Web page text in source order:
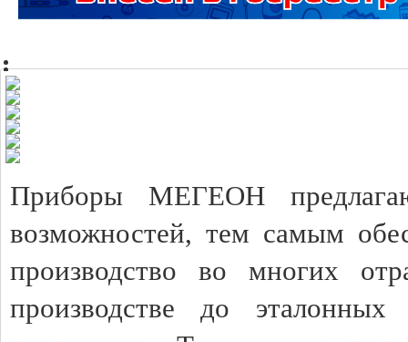
Приборы МЕГЕОН
возможностей, тем самым
производство во многих
производстве до эталонных